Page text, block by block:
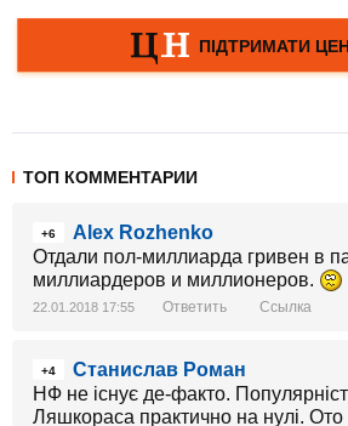
ТОП КОММЕНТАРИИ
+6
Alex Rozhenko
Отдали пол-миллиарда гривен в
миллиардеров и миллионеров.
22.01.2018 17:55 Ответить Ссылка
+4
Станислав Роман
НФ не існує де-факто.
Ляшкораса практично на нулі. Ото